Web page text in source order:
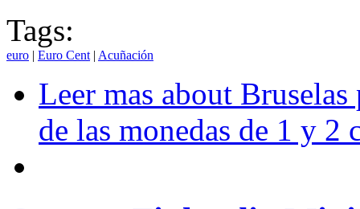
Tags:
euro | Euro Cent | Acuñación
Leer mas about
de las monedas de 1 y 2